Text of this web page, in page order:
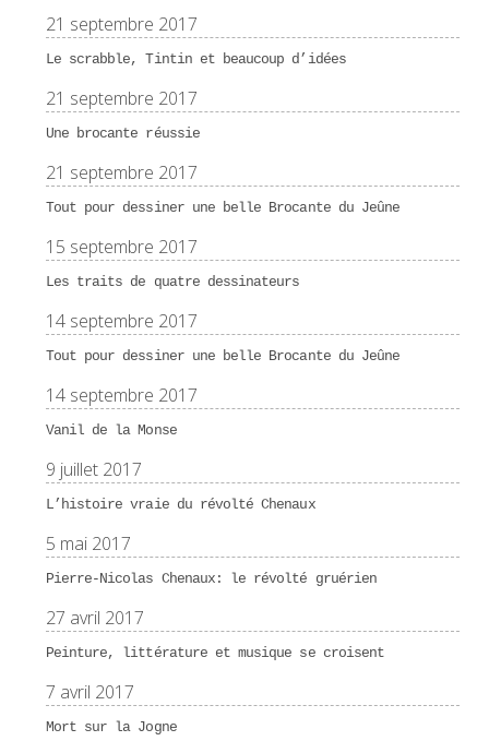
21 septembre 2017
Le scrabble, Tintin et beaucoup d’idées
21 septembre 2017
Une brocante réussie
21 septembre 2017
Tout pour dessiner une belle Brocante du Jeûne
15 septembre 2017
Les traits de quatre dessinateurs
14 septembre 2017
Tout pour dessiner une belle Brocante du Jeûne
14 septembre 2017
Vanil de la Monse
9 juillet 2017
L’histoire vraie du révolté Chenaux
5 mai 2017
Pierre-Nicolas Chenaux: le révolté gruérien
27 avril 2017
Peinture, littérature et musique se croisent
7 avril 2017
Mort sur la Jogne